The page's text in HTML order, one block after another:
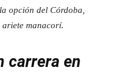
opción del Córdoba,
ariete manacorí.
carrera en